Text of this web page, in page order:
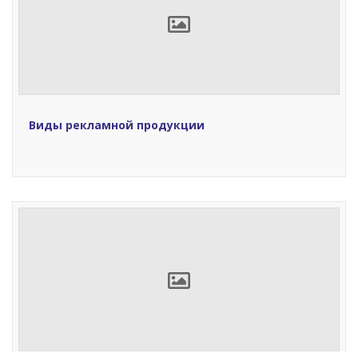
Виды рекламной продукции